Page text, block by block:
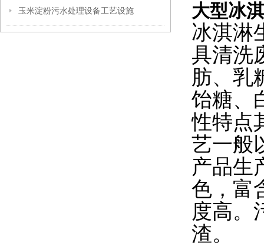
玉米淀粉污水处理设备工艺设施 大型冰
冰淇淋
具清洗
肪、乳
饴糖、
性特点
艺一般
产品生
色，富
度高。
渣。